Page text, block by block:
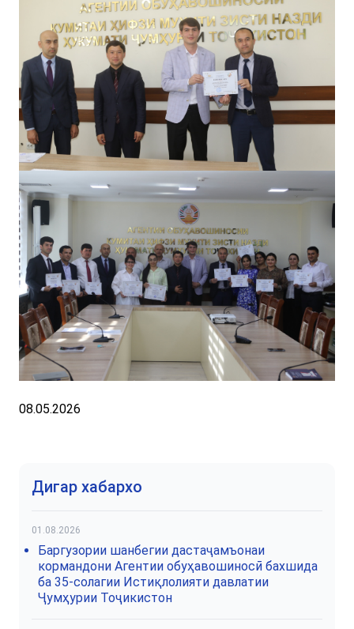
08.05.2026
Дигар хабархо
01.08.2026
Баргузории шанбегии дастаҷамъонаи
кормандони Агентии обуҳавошиносӣ бахшида
ба 35-солагии Истиқлолияти давлатии
Ҷумҳурии Тоҷикистон